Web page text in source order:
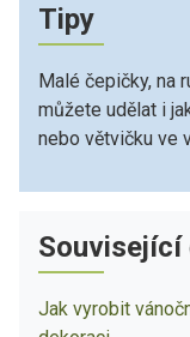
Tipy
Malé čepičky, na
můžete udělat i
nebo větvičku ve
Související
Jak vyrobit